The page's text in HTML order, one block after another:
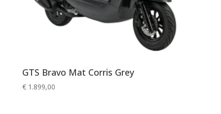
GTS Bravo Mat Corris Grey
€1.899,00